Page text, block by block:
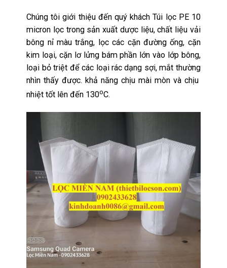
Chúng tôi giới thiệu đến quý khách Túi lọc PE 10
micron lọc trong sản xuất dược liệu, chất liệu vải
bông nỉ màu trắng, lọc các cặn đường ống, cặn
kim loại, cặn lơ lửng bám phần lớn vào lớp bông,
loại bỏ triệt để các loại rác dạng sợi, mắt thường
nhìn thấy được. khả năng chịu mài mòn và chịu
nhiệt tốt lên đến 130oC.